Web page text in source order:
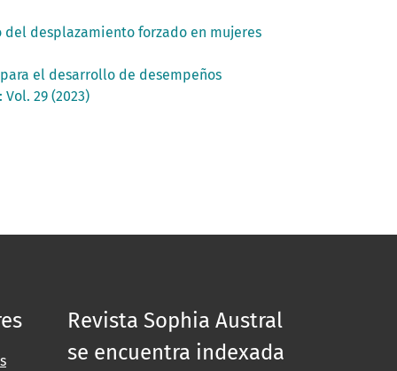
desplazamiento forzado en mujeres
el desarrollo de desempeños
29 (2023)
Revista Sophia Austral
se encuentra indexada